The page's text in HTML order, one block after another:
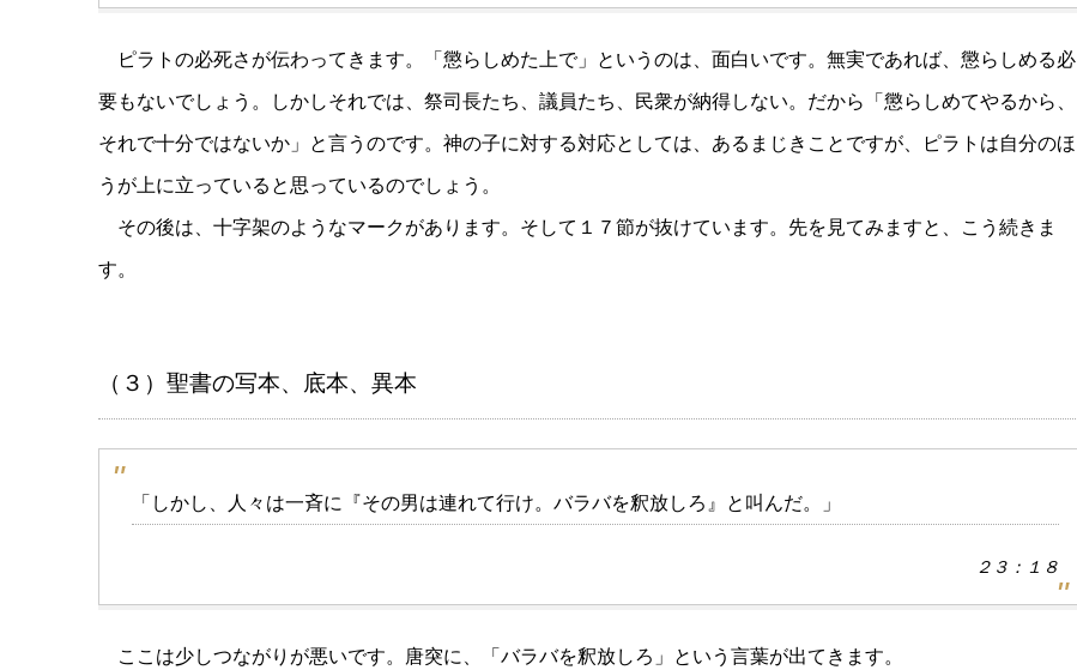
ピラトの必死さが伝わってきます。「懲らしめた上で」というのは、面白いです。無実であれば、懲らしめる必
要もないでしょう。しかしそれでは、祭司長たち、議員たち、民衆が納得しない。だから「懲らしめてやるから、
それで十分ではないか」と言うのです。神の子に対する対応としては、あるまじきことですが、ピラトは自分のほ
うが上に立っていると思っているのでしょう。
その後は、十字架のようなマークがあります。そして１７節が抜けています。先を見てみますと、こう続きま
す。
（３）聖書の写本、底本、異本
「しかし、人々は一斉に『その男は連れて行け。バラバを釈放しろ』と叫んだ。」
２３：１８
ここは少しつながりが悪いです。唐突に、「バラバを釈放しろ」という言葉が出てきます。